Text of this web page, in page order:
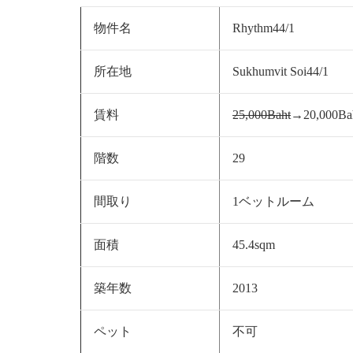
物件名 Rhythm44/1
所在地 Sukhumvit Soi44/1
賃料 25,000Baht
階数 29
間取り 1ベットルーム
面積 45.4sqm
築年数 2013
ペット 不可